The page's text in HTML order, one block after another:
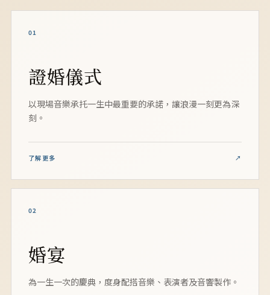
01
證婚儀式
以現場音樂承托一生中最重要的承諾，讓浪漫一刻更為深
刻。
了解更多 ↗
02
婚宴
為一生一次的慶典，度身配搭音樂、表演者及音響製作。